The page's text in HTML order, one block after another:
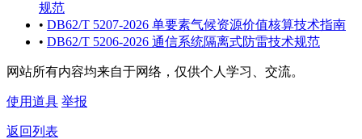
规范
• DB62/T 5207-2026 单要素气候资源价值核算技术指南
• DB62/T 5206-2026 通信系统隔离式防雷技术规范
网站所有内容均来自于网络，仅供个人学习、交流。
使用道具 举报
返回列表